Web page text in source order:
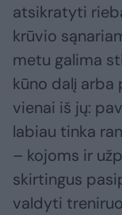
atsikratyti
krūvio
metu galima
kūno dalį arba
vienai iš jų:
labiau tinka
– kojoms ir
skirtingus
valdyti